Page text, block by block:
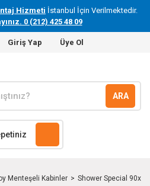
Hizmeti İstanbul İçin Verilmektedir.
0 (212) 425 48 09
Giriş Yap Üye Ol
ARA
Menteşeli Kabinler Shower Special